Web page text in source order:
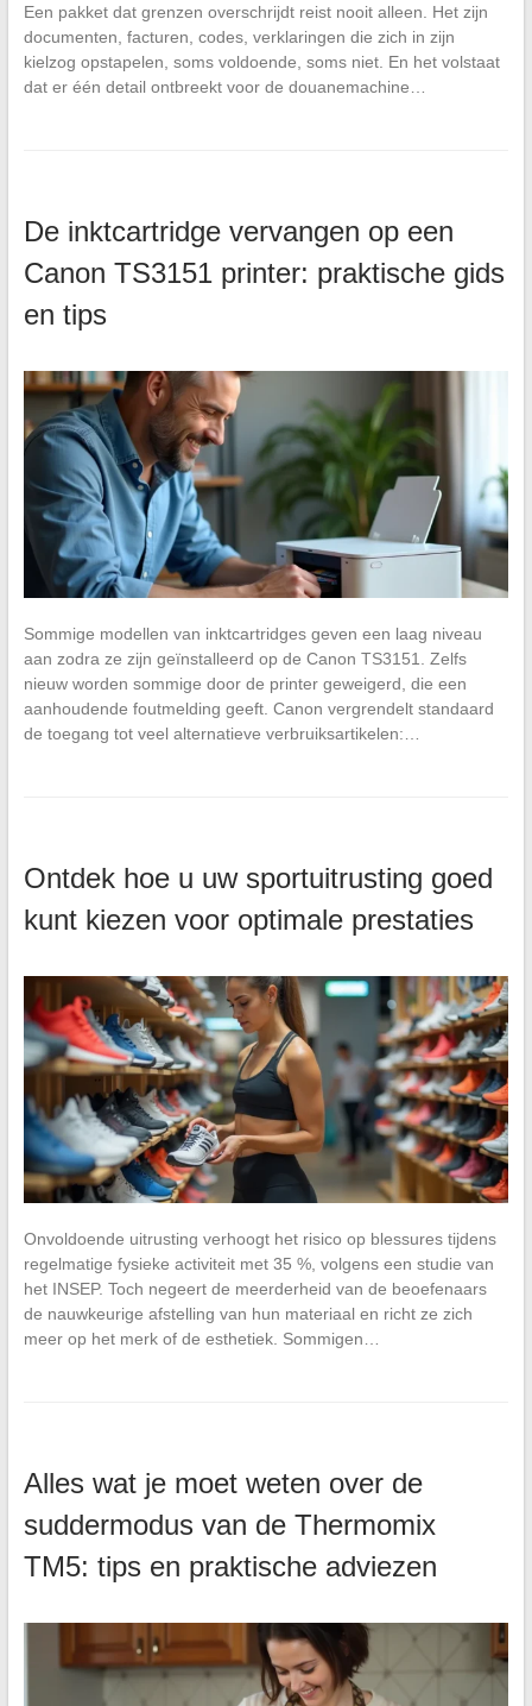
Een pakket dat grenzen overschrijdt reist nooit alleen. Het zijn
documenten, facturen, codes, verklaringen die zich in zijn
kielzog opstapelen, soms voldoende, soms niet. En het volstaat
dat er één detail ontbreekt voor de douanemachine…
De inktcartridge vervangen op een
Canon TS3151 printer: praktische gids
en tips
Sommige modellen van inktcartridges geven een laag niveau
aan zodra ze zijn geïnstalleerd op de Canon TS3151. Zelfs
nieuw worden sommige door de printer geweigerd, die een
aanhoudende foutmelding geeft. Canon vergrendelt standaard
de toegang tot veel alternatieve verbruiksartikelen:…
Ontdek hoe u uw sportuitrusting goed
kunt kiezen voor optimale prestaties
Onvoldoende uitrusting verhoogt het risico op blessures tijdens
regelmatige fysieke activiteit met 35 %, volgens een studie van
het INSEP. Toch negeert de meerderheid van de beoefenaars
de nauwkeurige afstelling van hun materiaal en richt ze zich
meer op het merk of de esthetiek. Sommigen…
Alles wat je moet weten over de
suddermodus van de Thermomix
TM5: tips en praktische adviezen